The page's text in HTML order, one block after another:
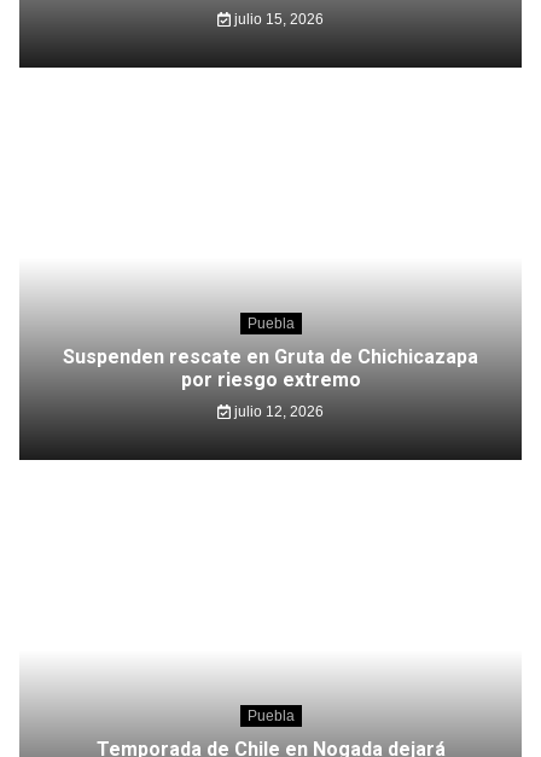
julio 15, 2026
Puebla
Suspenden rescate en Gruta de Chichicazapa
por riesgo extremo
julio 12, 2026
Puebla
Temporada de Chile en Nogada dejará